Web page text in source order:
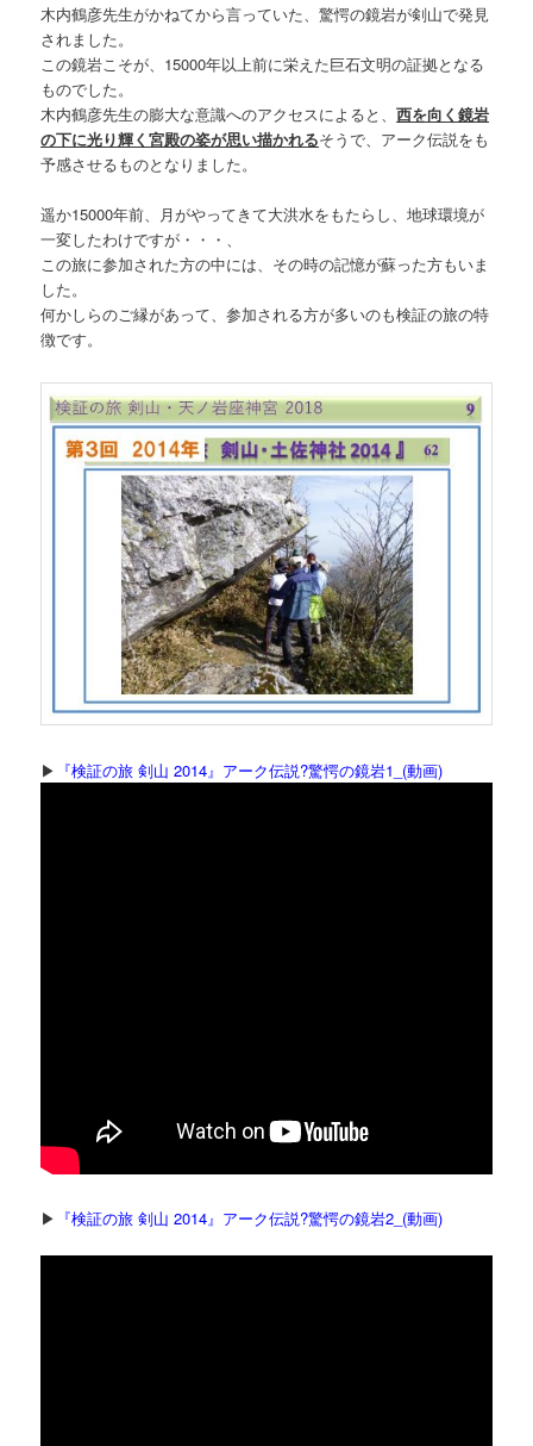
木内鶴彦先生がかねてから言っていた、驚愕の鏡岩が剣山で発見
されました。
この鏡岩こそが、15000年以上前に栄えた巨石文明の証拠となる
ものでした。
木内鶴彦先生の膨大な意識へのアクセスによると、西を向く鏡岩
の下に光り輝く宮殿の姿が思い描かれるそうで、アーク伝説をも
予感させるものとなりました。
遥か15000年前、月がやってきて大洪水をもたらし、地球環境が
一変したわけですが・・・、
この旅に参加された方の中には、その時の記憶が蘇った方もいま
した。
何かしらのご縁があって、参加される方が多いのも検証の旅の特
徴です。
▶ 『検証の旅 剣山 2014』アーク伝説?驚愕の鏡岩1_(動画)
▶ 『検証の旅 剣山 2014』アーク伝説?驚愕の鏡岩2_(動画)